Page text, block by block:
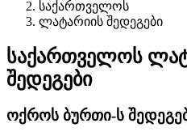
საქართველოს
ლატარიის შედეგები
საქართველოს
შედეგები
ოქროს ბურთი-ს